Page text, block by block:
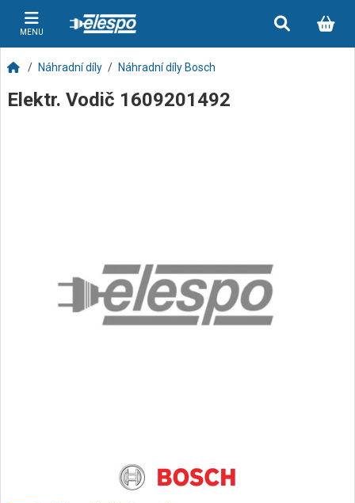
MENU
Náhradní díly Náhradní díly Bosch
Elektr. Vodič 1609201492